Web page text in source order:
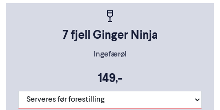
7 fjell Ginger Ninja
Ingefærøl
149,-